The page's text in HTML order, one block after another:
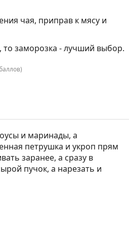
чая, приправ к мясу и
, то заморозка - лучший выбор.
и маринады, а
петрушка и укроп прям
заранее, а сразу в
пучок, а нарезать и